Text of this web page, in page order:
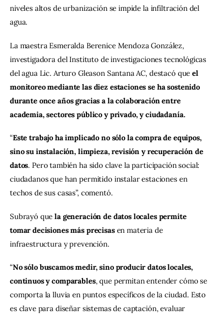
niveles altos de urbanización se impide la infiltración del
agua.
La maestra Esmeralda Berenice Mendoza González,
investigadora del Instituto de investigaciones tecnológicas
del agua Lic. Arturo Gleason Santana AC, destacó que el
monitoreo mediante las diez estaciones se ha sostenido
durante once años gracias a la colaboración entre
academia, sectores público y privado, y ciudadanía.
“Este trabajo ha implicado no sólo la compra de equipos,
sino su instalación, limpieza, revisión y recuperación de
datos. Pero también ha sido clave la participación social:
ciudadanos que han permitido instalar estaciones en
techos de sus casas”, comentó.
Subrayó que la generación de datos locales permite
tomar decisiones más precisas en materia de
infraestructura y prevención.
“No sólo buscamos medir, sino producir datos locales,
continuos y comparables, que permitan entender cómo se
comporta la lluvia en puntos específicos de la ciudad. Esto
es clave para diseñar sistemas de captación, evaluar